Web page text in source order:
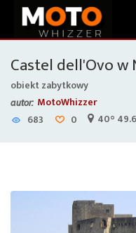
Castel dell'Ovo w
obiekt zabytkowy
autor: MotoWhizzer
683
0 40°